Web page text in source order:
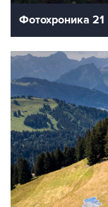
Фотохроника